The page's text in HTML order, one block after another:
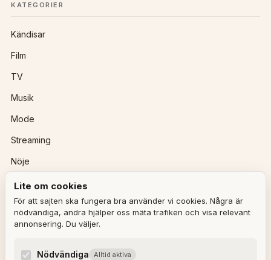
KATEGORIER
Kändisar
Film
TV
Musik
Mode
Streaming
Nöje
Ulla Granqvist
Lite om cookies
För att sajten ska fungera bra använder vi cookies. Några är
nödvändiga, andra hjälper oss mäta trafiken och visa relevant
annonsering. Du väljer.
Nödvändiga Alltid aktiva